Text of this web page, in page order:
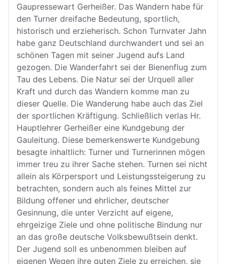
Gaupressewart Gerheißer. Das Wandern habe für
den Turner dreifache Bedeutung, sportlich,
historisch und erzieherisch. Schon Turnvater Jahn
habe ganz Deutschland durchwandert und sei an
schönen Tagen mit seiner Jugend aufs Land
gezogen. Die Wanderfahrt sei der Bienenflug zum
Tau des Lebens. Die Natur sei der Urquell aller
Kraft und durch das Wandern komme man zu
dieser Quelle. Die Wanderung habe auch das Ziel
der sportlichen Kräftigung. Schließlich verlas Hr.
Hauptlehrer Gerheißer eine Kundgebung der
Gauleitung. Diese bemerkenswerte Kundgebung
besagte inhaltlich: Turner und Turnerinnen mögen
immer treu zu ihrer Sache stehen. Turnen sei nicht
allein als Körpersport und Leistungssteigerung zu
betrachten, sondern auch als feines Mittel zur
Bildung offener und ehrlicher, deutscher
Gesinnung, die unter Verzicht auf eigene,
ehrgeizige Ziele und ohne politische Bindung nur
an das große deutsche Volksbewußtsein denkt.
Der Jugend soll es unbenommen bleiben auf
eigenen Wegen ihre guten Ziele zu erreichen, sie